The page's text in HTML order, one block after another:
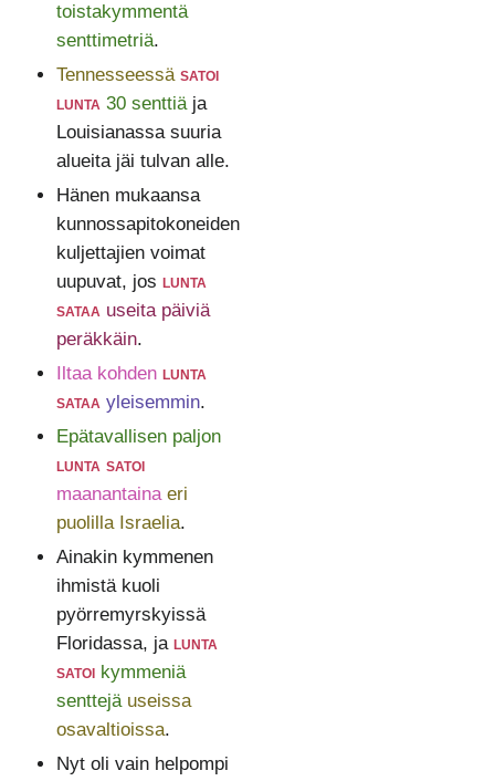
toistakymmentä
senttimetriä.
Tennesseessä satoi
lunta 30 senttiäja
Louisianassa suuria
alueita jäi tulvan alle.
Hänen mukaansa
kunnossapitokoneiden
kuljettajien voimat
uupuvat, jos lunta
sataa useita päiviä
peräkkäin.
Iltaa kohden lunta
sataa yleisemmin.
Epätavallisen paljon
lunta satoi
maanantaina eri
puolilla Israelia.
Ainakin kymmenen
ihmistä kuoli
pyörremyrskyissä
Floridassa, ja lunta
satoi kymmeniä
senttejä useissa
osavaltioissa.
Nyt oli vain helpompi